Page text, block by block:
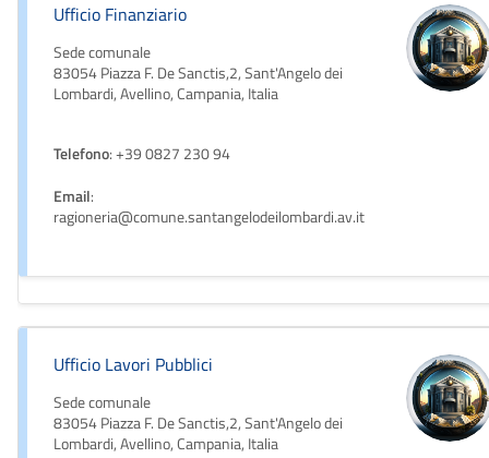
Ufficio Finanziario
Sede comunale
83054 Piazza F. De Sanctis,2, Sant'Angelo dei
Lombardi, Avellino, Campania, Italia
Telefono: +39 0827 230 94
Email:
ragioneria@comune.santangelodeilombardi.av.it
Ufficio Lavori Pubblici
Sede comunale
83054 Piazza F. De Sanctis,2, Sant'Angelo dei
Lombardi, Avellino, Campania, Italia